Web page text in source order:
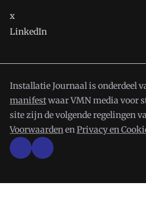
x
LinkedIn
Installatie Journaal is onderdeel
manifestwaar VMN media voor
site zijn de volgende regelingen
VoorwaardenenPrivacy en